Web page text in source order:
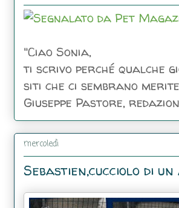
"Ciao Sonia,
ti scrivo perché qualche
siti che ci sembrano
Giuseppe Pastore,
mercoledì
Sebastien,cucciolo di